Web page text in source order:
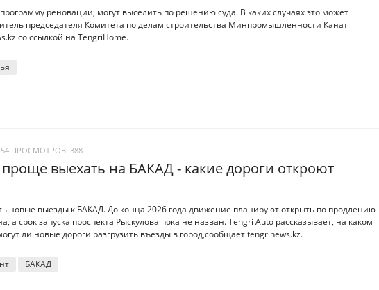
реновации, могут выселить по решению суда. В каких случаях это может
председателя Комитета по делам строительства Минпромышленности Канат
со ссылкой на TengriHome.
ПРОСМОТРОВ: 388
выехать на БАКАД - какие дороги откроют
новые выезды к БАКАД. До конца 2026 года движение планируют открыть по продлению
а срок запуска проспекта Рыскулова пока не назван. Tengri Auto рассказывает, на каком
ли новые дороги разгрузить въезды в город,сообщает tengrinews.kz.
БАКАД